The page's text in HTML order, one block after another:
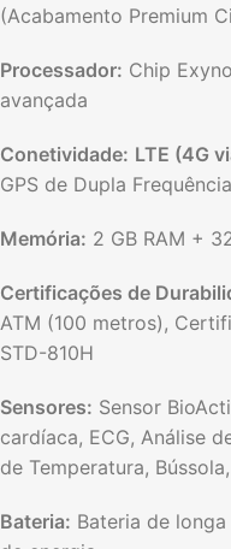
(Acabamento Premium
Processador: Chip
avançada
Conetividade: LTE (4G
GPS de Dupla
Memória: 2 GB RAM +
Certificações de
ATM (100 metros),
STD-810H
Sensores: Sensor
cardíaca, ECG, Análise
de Temperatura,
Bateria: Bateria de